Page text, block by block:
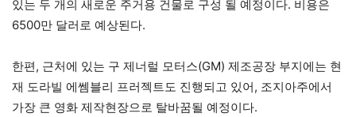
있는 두 개의 새로운 주거용 건물로 구성 될 예정이다. 비용은
6500만 달러로 예상된다.
한편, 근처에 있는 구 제너럴 모터스(GM) 제조공장 부지에는 현
재 도라빌 에쎔블리 프러젝트도 진행되고 있어, 조지아주에서
가장 큰 영화 제작현장으로 탈바꿈될 예정이다.